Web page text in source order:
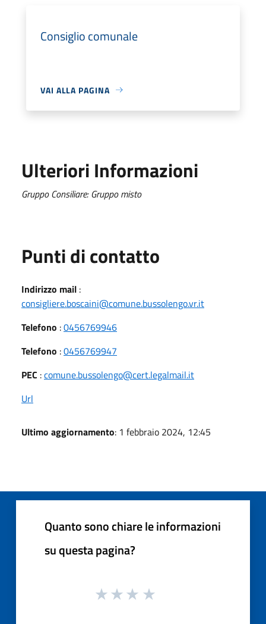
Consiglio comunale
VAI ALLA PAGINA
Ulteriori Informazioni
Gruppo Consiliare: Gruppo misto
Punti di contatto
Indirizzo mail :
consigliere.boscaini@comune.bussolengo.vr.it
Telefono :0456769946
Telefono :0456769947
PEC :comune.bussolengo@cert.legalmail.it
Url
Ultimo aggiornamento: 1 febbraio 2024, 12:45
Quanto sono chiare le informazioni
su questa pagina?